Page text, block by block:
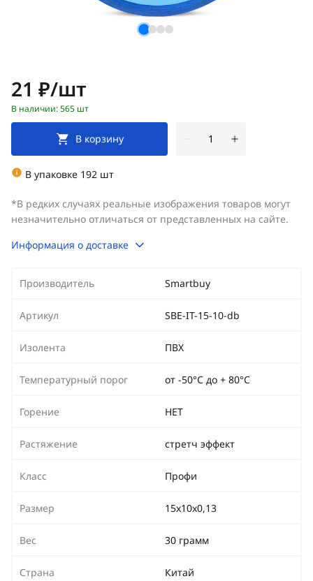
Цена:
21 ₽/шт
В наличии: 565 шт
В корзину
В упаковке 192 шт
*В редких случаях реальные изображения товаров могут
незначительно отличаться от представленных на сайте.
Информация о доставке
Производитель Smartbuy
Артикул SBE-IT-15-10-db
Изолента ПВХ
Температурный порог от -50°С до + 80°С
Горение НЕТ
Растяжение стретч эффект
Класс Профи
Размер 15х10х0,13
Вес 30 грамм
Страна Китай